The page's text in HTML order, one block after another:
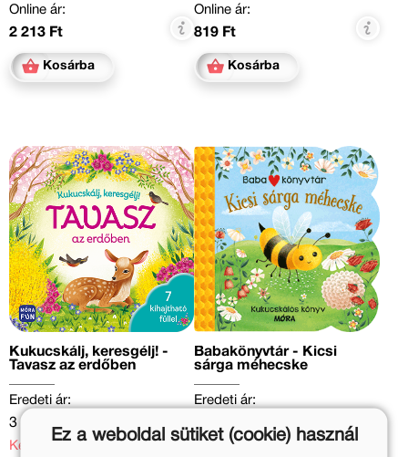
Online ár:
2 213 Ft
Kosárba
Online ár:
819 Ft
Kosárba
Kukucskálj, keresgélj! -
Tavasz az erdőben
Eredeti ár:
3 499 Ft
Kedvezményes ár:
Babakönyvtár - Kicsi
sárga méhecske
Eredeti ár:
Online ár:
Ez a weboldal sütiket (cookie) használ